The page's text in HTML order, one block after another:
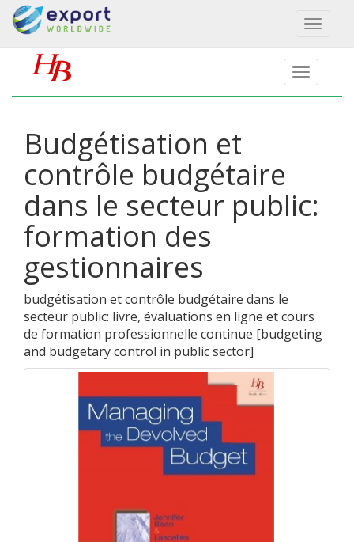
Toggle
Budgétisation et
contrôle budgétaire
dans le secteur public:
formation des
gestionnaires
budgétisation et contrôle budgétaire dans le
secteur public: livre, évaluations en ligne et cours
de formation professionnelle continue [budgeting
and budgetary control in public sector]